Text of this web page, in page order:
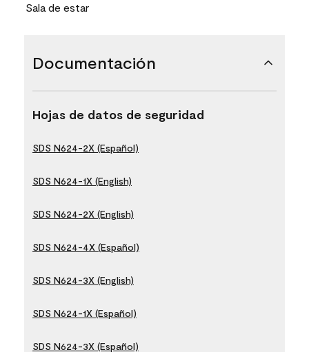
Sala de estar
Documentación
Hojas de datos de seguridad
SDS N624-2X (Español)
SDS N624-1X (English)
SDS N624-2X (English)
SDS N624-4X (Español)
SDS N624-3X (English)
SDS N624-1X (Español)
SDS N624-3X (Español)